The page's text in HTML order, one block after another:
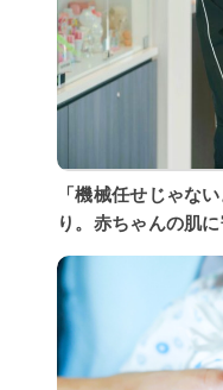
「機械任せじゃな
り。赤ちゃんの肌